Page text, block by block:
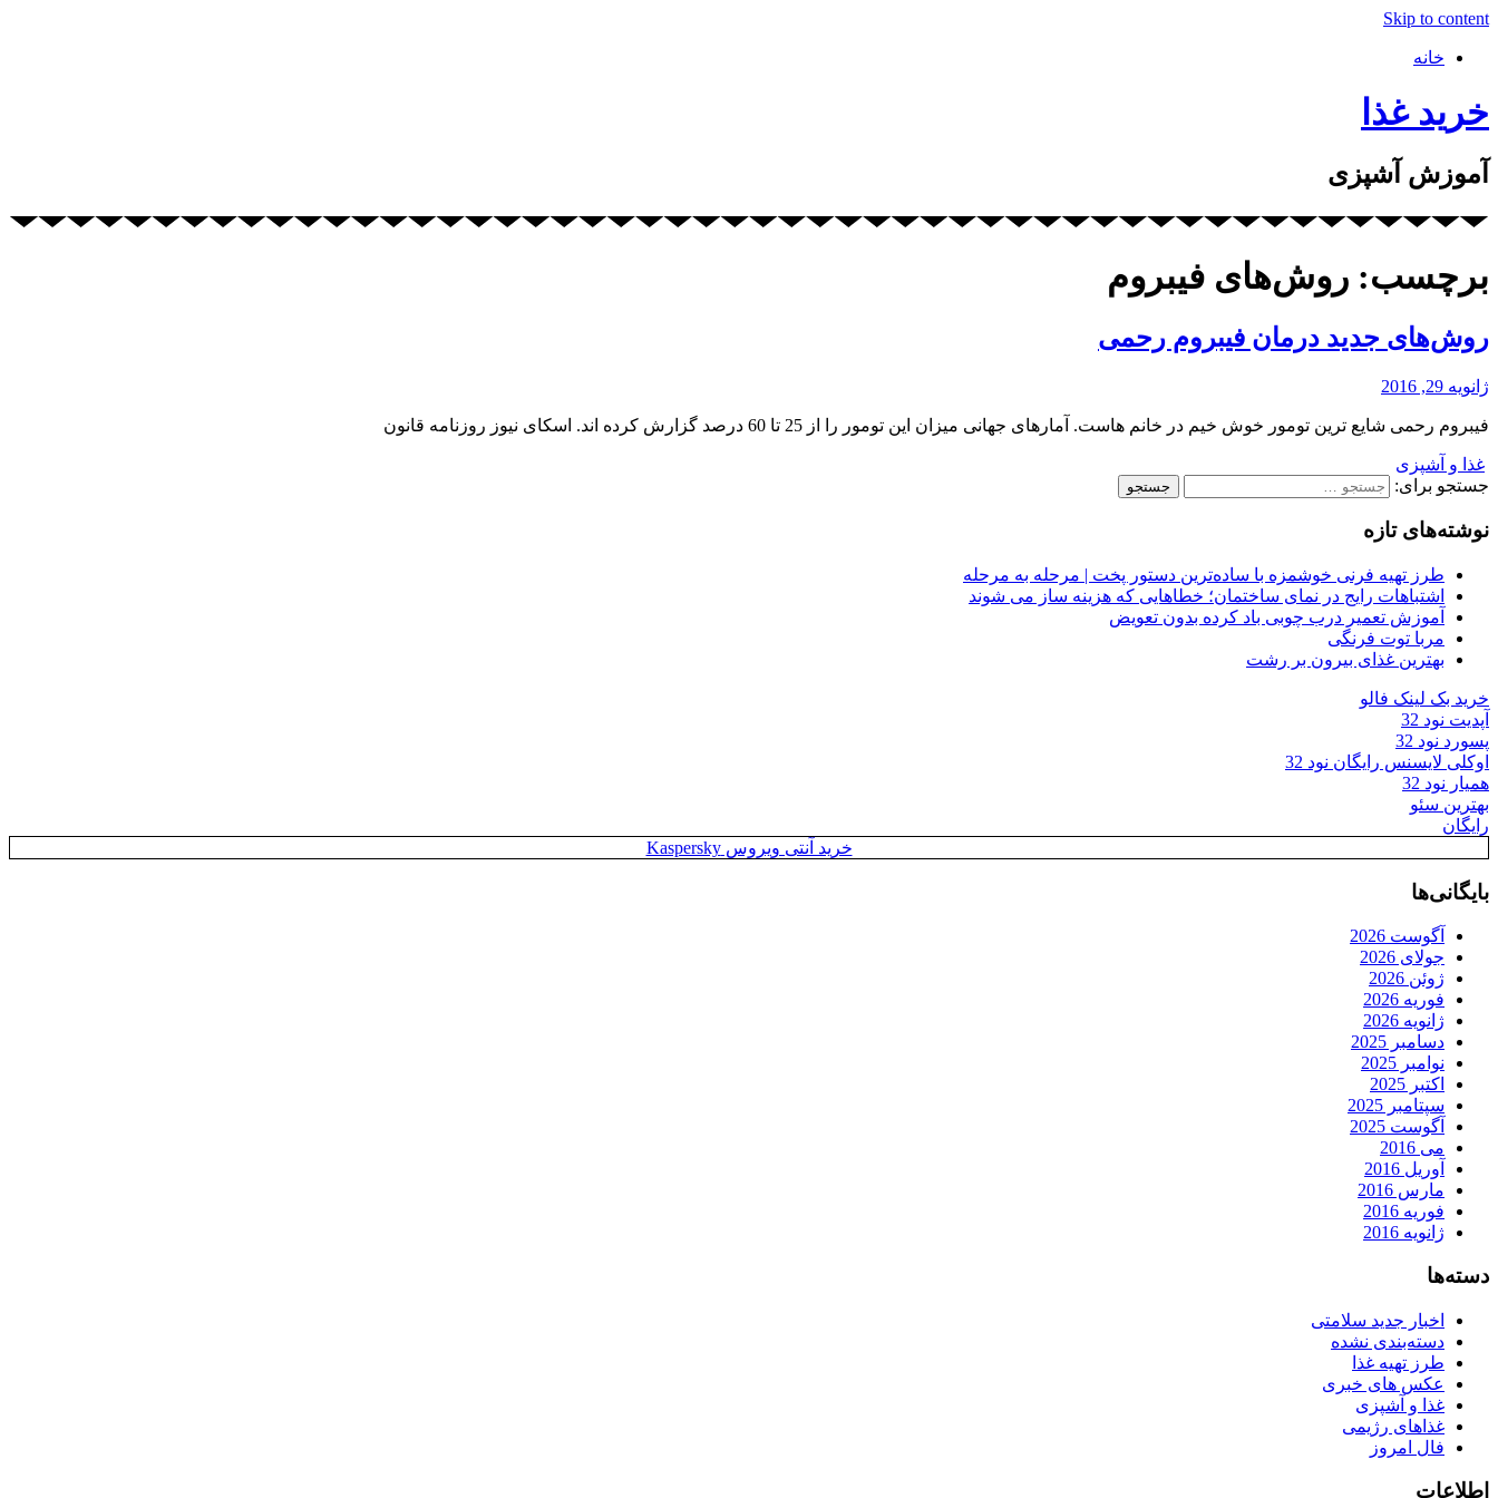
Skip to content
خانه
خرید غذا
آموزش آشپزی
برچسب: روش‌های فیبروم
روش‌های جدید درمان فیبروم رحمی
ژانویه 29, 2016
فیبروم رحمی شایع ترین تومور خوش خیم در خانم هاست. آمارهای جهانی میزان این تومور را از 25 تا 60 درصد گزارش کرده اند. اسکای نیوز روزنامه قانون
غذا و آشپزی
جستجو برای:
نوشته‌های تازه
طرز تهیه فرنی خوشمزه با ساده‌ترین دستور پخت | مرحله به مرحله
اشتباهات رایج در نمای ساختمان؛ خطاهایی که هزینه ساز می شوند
آموزش تعمیر درب چوبی باد کرده بدون تعویض
مربا توت فرنگی
بهترین غذای بیرون بر رشت
خرید بک لینک فالو
آپدیت نود 32
پسورد نود 32
اوکلی لایسنس رایگان نود 32
همیار نود 32
بهترین سئو
رایگان
خرید آنتی ویروس Kaspersky
بایگانی‌ها
آگوست 2026
جولای 2026
ژوئن 2026
فوریه 2026
ژانویه 2026
دسامبر 2025
نوامبر 2025
اکتبر 2025
سپتامبر 2025
آگوست 2025
می 2016
آوریل 2016
مارس 2016
فوریه 2016
ژانویه 2016
دسته‌ها
اخبار جدید سلامتی
دسته‌بندی نشده
طرز تهیه غذا
عکس های خبری
غذا و آشپزی
غذاهای رژیمی
فال امروز
اطلاعات